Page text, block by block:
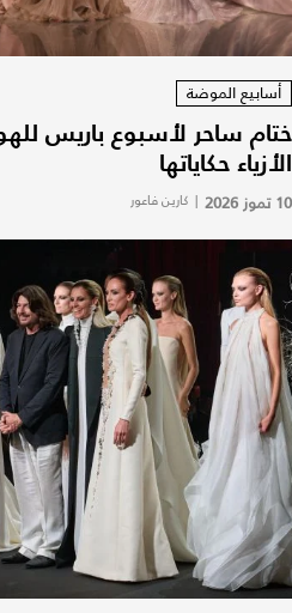
أسابيع الموضة
ختام ساحر لأسبوع باريس
الأزياء حكاياتها
10 تموز 2026 | كارين فاعور